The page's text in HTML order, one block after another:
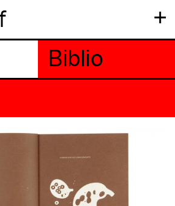
+